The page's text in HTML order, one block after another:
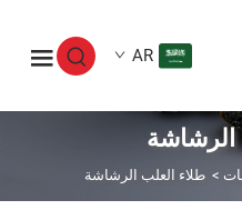
AR
الرشاشة
>طلاء العلب الرشاشة